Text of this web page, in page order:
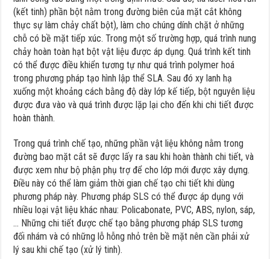
(kết tinh) phần bột nằm trong đường biên của mặt cắt không
thực sự làm chảy chất bột), làm cho chúng dính chặt ở những
chỗ có bề mặt tiếp xúc. Trong một số trường hợp, quá trình nung
chảy hoàn toàn hạt bột vật liệu được áp dụng. Quá trình kết tinh
có thể được điều khiển tương tự như quá trình polymer hoá
trong phương pháp tạo hình lập thể SLA. Sau đó xy lanh hạ
xuống một khoảng cách bằng độ dày lớp kế tiếp, bột nguyên liệu
được đưa vào và quá trình được lặp lại cho đến khi chi tiết được
hoàn thành.
Trong quá trình chế tạo, những phần vật liệu không nằm trong
đường bao mặt cắt sẽ được lấy ra sau khi hoàn thành chi tiết, và
được xem như bộ phận phụ trợ để cho lớp mới được xây dựng.
Điều này có thể làm giảm thời gian chế tạo chi tiết khi dùng
phương pháp này. Phương pháp SLS có thể được áp dụng với
nhiều loại vật liệu khác nhau: Policabonate, PVC, ABS, nylon, sáp,
… Những chi tiết được chế tạo bằng phương pháp SLS tương
đối nhám và có những lỗ hỗng nhỏ trên bề mặt nên cần phải xử
lý sau khi chế tạo (xử lý tinh).